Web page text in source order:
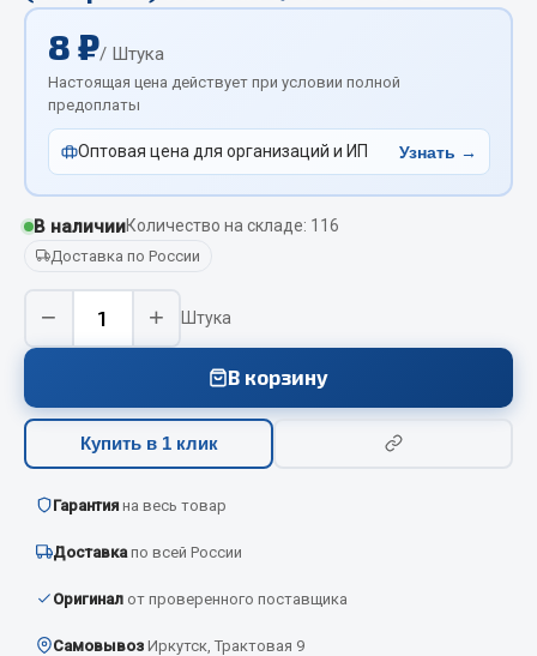
Автономные воздушные отопители
Жидкостные подогреватели
Отопители салона
Подогреватели тосола
Весь раздел
Аксессуары автомобильные
Аптечки и знаки автомобильные
Брызговики
Вентиляторы кабины
Весь раздел
8 ₽/ Штука
Настоящая цена действует при условии полной
предоплаты
Оптовая цена для организаций и ИП Узнать →
В наличииКоличество на складе: 116
Доставка по России
− + Штука
В корзину
Купить в 1 клик
Гарантия на весь товар
Доставка по всей России
Оригинал от проверенного поставщика
Самовывоз Иркутск, Трактовая 9